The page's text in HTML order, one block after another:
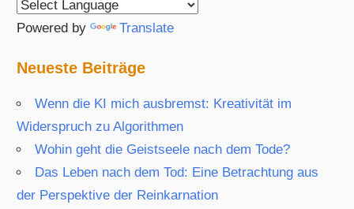
Powered by Translate
Neueste Beiträge
Wenn die KI mich ausbremst: Kreativität im
Widerspruch zu Algorithmen
Wohin geht die Geistseele nach dem Tode?
Das Leben nach dem Tod: Eine Betrachtung aus
der Perspektive der Reinkarnation